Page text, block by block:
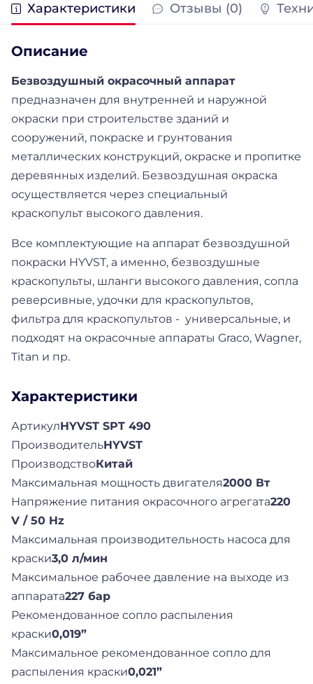
Характеристики Отзывы (0)
Описание
Безвоздушный окрасочный аппарат
предназначен для внутренней и наружной
окраски при строительстве зданий и
сооружений, покраске и грунтования
металлических конструкций, окраске и пропитке
деревянных изделий. Безвоздушная окраска
осуществляется через специальный
краскопульт высокого давления.
Все комплектующие на аппарат безвоздушной
покраски HYVST, а именно, безвоздушные
краскопульты, шланги высокого давления, сопла
реверсивные, удочки для краскопультов,
фильтра для краскопультов - универсальные, и
подходят на окрасочные аппараты Graco, Wagner,
Titan и пр.
Характеристики
АртикулHYVST SPT 490
ПроизводительHYVST
ПроизводствоКитай
Максимальная мощность двигателя2000 Вт
Напряжение питания окрасочного агрегата220
V / 50 Hz
Максимальная производительность насоса для
краски3,0 л/мин
Максимальное рабочее давление на выходе из
аппарата227 бар
Рекомендованное сопло распыления
краски0,019”
Максимальное рекомендованное сопло для
распыления краски0,021”